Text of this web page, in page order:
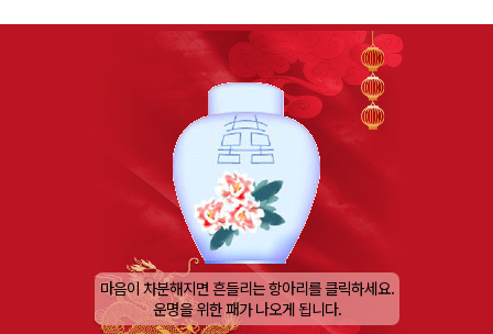
마음이 차분해지면 흔들리는 항아리를 클릭하세요.
운명을 위한 패가 나오게 됩니다.